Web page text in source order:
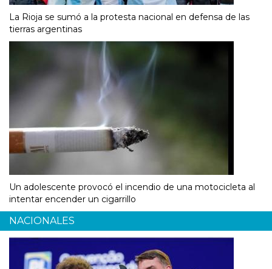
La Rioja se sumó a la protesta nacional en defensa de las
tierras argentinas
Un adolescente provocó el incendio de una motocicleta al
intentar encender un cigarrillo
NACIONALES